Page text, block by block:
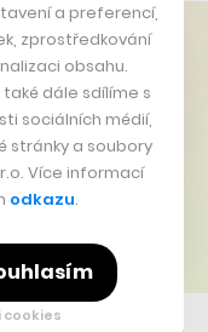
a preferencí,
zprostředkování
obsahu.
dále sdílíme s
sociálních médií,
stránky a soubory
Více informací
odkazu.
cookies